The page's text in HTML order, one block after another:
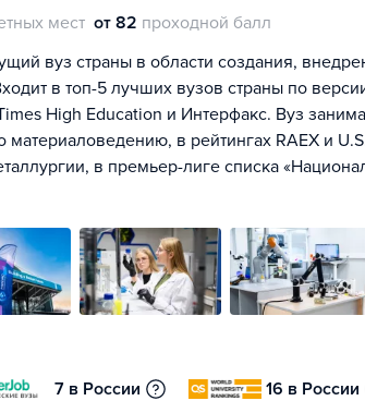
мест от 82 проходной балл
вуз страны в области создания,
в топ-5 лучших вузов страны по
High Education и Интерфакс. Вуз
материаловедению, в рейтингах RAEX и
в премьер-лиге списка
7 в России 16 в России